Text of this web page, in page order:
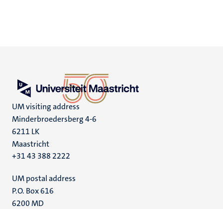
UM visiting address
Minderbroedersberg 4-6
6211 LK
Maastricht
+31 43 388 2222
UM postal address
P.O. Box 616
6200 MD